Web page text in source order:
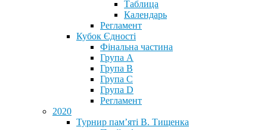
Таблица
Календарь
Регламент
Кубок Єдності
Фінальна частина
Група А
Група В
Група С
Група D
Регламент
2020
Турнир пам’яті В. Тищенка